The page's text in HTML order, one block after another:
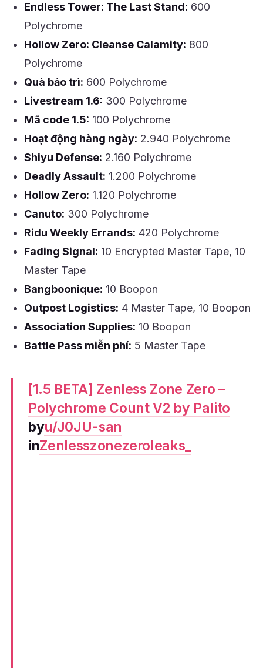
Endless Tower: The Last Stand: 600
Polychrome
Hollow Zero: Cleanse Calamity: 800
Polychrome
Quà bảo trì: 600 Polychrome
Livestream 1.6: 300 Polychrome
Mã code 1.5: 100 Polychrome
Hoạt động hàng ngày: 2.940 Polychrome
Shiyu Defense: 2.160 Polychrome
Deadly Assault: 1.200 Polychrome
Hollow Zero: 1.120 Polychrome
Canuto: 300 Polychrome
Ridu Weekly Errands: 420 Polychrome
Fading Signal: 10 Encrypted Master Tape, 10
Master Tape
Bangboonique: 10 Boopon
Outpost Logistics: 4 Master Tape, 10 Boopon
Association Supplies: 10 Boopon
Battle Pass miễn phí: 5 Master Tape
[1.5 BETA] Zenless Zone Zero –
Polychrome Count V2 by Palito
byu/J0JU-san
inZenlesszonezeroleaks_